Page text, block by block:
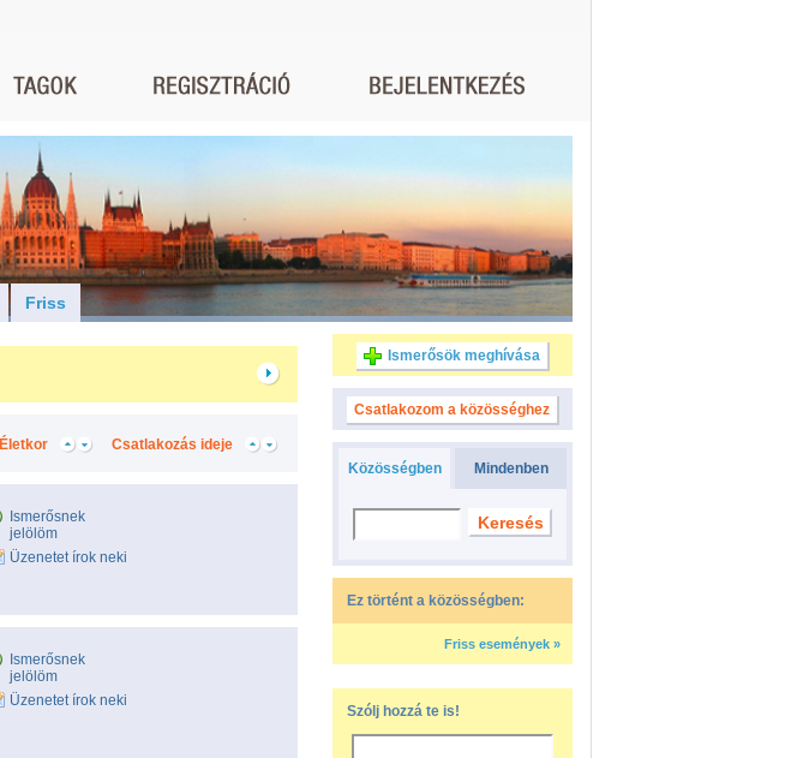
Friss
Csatlakozás ideje
Életkor
Ismerősnek
jelölöm
Üzenetet írok neki
Ismerősnek
jelölöm
Üzenetet írok neki
Ismerősök meghívása
Csatlakozom a közösséghez
Közösségben Mindenben
Ez történt a közösségben:
Friss események »
Szólj hozzá te is!